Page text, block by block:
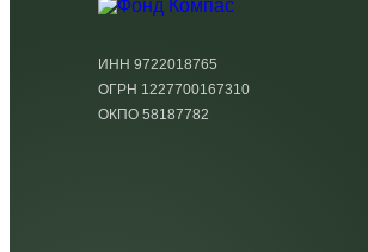
ИНН 9722018765
ОГРН 1227700167310
ОКПО 58187782